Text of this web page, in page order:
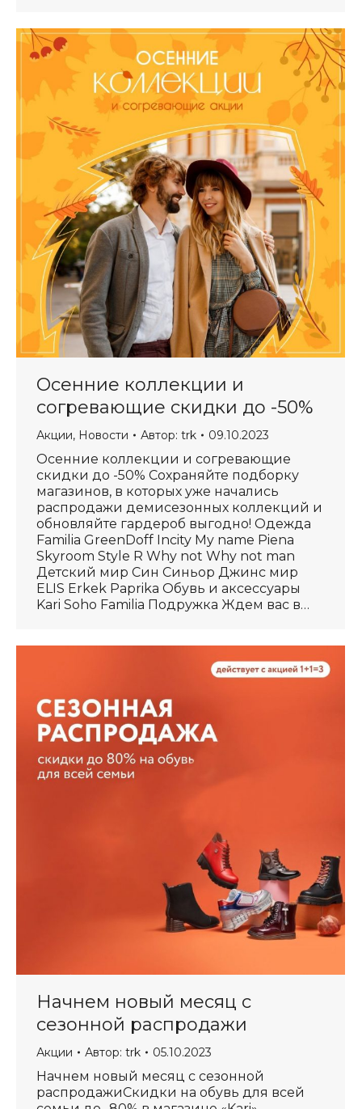
Осенние коллекции и
согревающие скидки до -50%
Акции, Новости Автор: trk 09.10.2023
Осенние коллекции и согревающие
скидки до -50% Сохраняйте подборку
магазинов, в которых уже начались
распродажи демисезонных коллекций и
обновляйте гардероб выгодно! Одежда
Familia GreenDoff Incity My name Piena
Skyroom Style R Why not Why not man
Детский мир Син Синьор Джинс мир
ELIS Erkek Paprika Обувь и аксессуары
Kari Soho Familia Подружка Ждем вас в…
Начнем новый месяц с
сезонной распродажи
Акции Автор: trk 05.10.2023
Начнем новый месяц с сезонной
распродажиСкидки на обувь для всей